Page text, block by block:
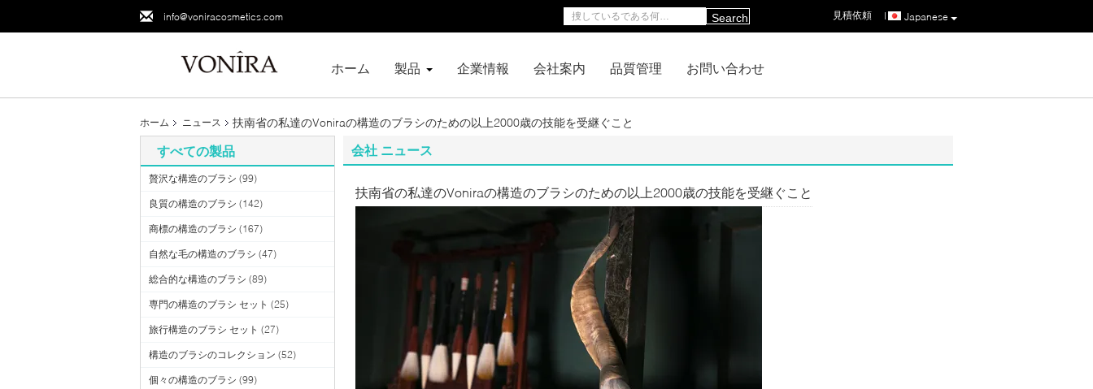
info@voniracosmetics.com Japanese
見積依頼 |
Search
ホーム 製品 企業情報 会社案内 品質管理 お問い合わせ
ホーム ニュース 扶南省の私達のVoniraの構造のブラシのための以上2000歳の技能を受継ぐこと
すべての製品
贅沢な構造のブラシ (99)
良質の構造のブラシ (142)
商標の構造のブラシ (167)
自然な毛の構造のブラシ (47)
総合的な構造のブラシ (89)
専門の構造のブラシ セット (25)
旅行構造のブラシ セット (27)
構造のブラシのコレクション (52)
個々の構造のブラシ (99)
会社 ニュース
扶南省の私達のVoniraの構造のブラシのための以上2000歳の技能を受継ぐこと